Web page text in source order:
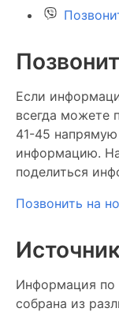
Если
всегда можете
41-45
информацию.
поделиться
Позвонить на
Информация по
собрана из